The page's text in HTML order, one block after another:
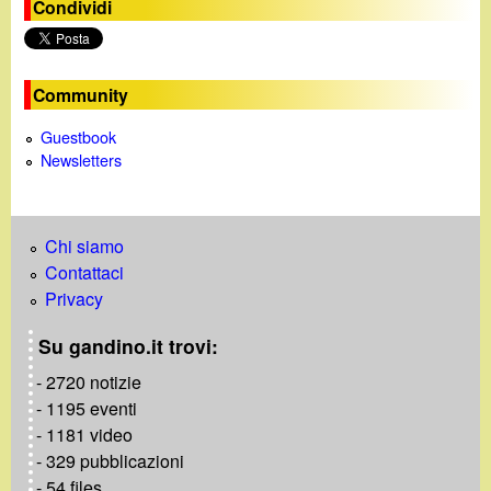
Condividi
Community
Guestbook
Newsletters
Chi siamo
Contattaci
Privacy
Su gandino.it trovi:
- 2720 notizie
- 1195 eventi
- 1181 video
- 329 pubblicazioni